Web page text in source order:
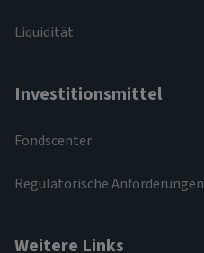
Liquidität
Investitionsmittel
Fondscenter
Regulatorische Anforderungen
Weitere Links